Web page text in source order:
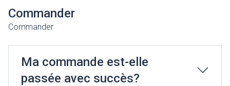
Commander
Commander
Ma commande est-elle
passée avec succès?